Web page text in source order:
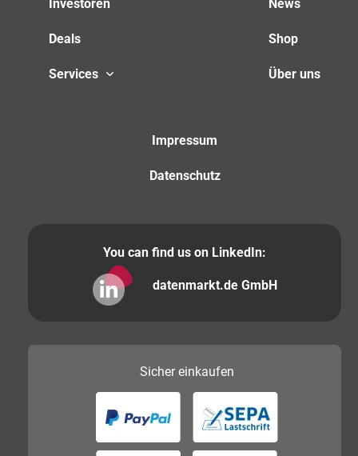
Investoren
Deals
Services
News
Shop
Über uns
Impressum
Datenschutz
You can find us on LinkedIn:
datenmarkt.de GmbH
Sichereinkaufen